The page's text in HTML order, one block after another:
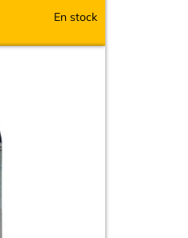
En stock